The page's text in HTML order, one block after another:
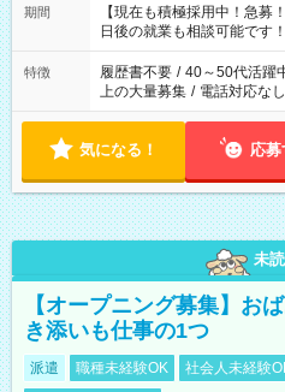
たくない」 など、ご希望を教えて
の方へ 今ご覧のお仕事で希
の勤務時間。 合計で週40
期間
【現在も積極採用中！急
日後の就業も相談可能です！
特徴 履歴書不要 / 40～50代活躍
上の大量募集 / 電話対応なし
気になる！ 応募
未読
【オープニング募集】お
き添いも仕事の1つ
派遣 職種未経験OK 社会人未経験